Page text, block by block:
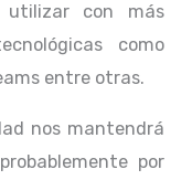
utilizar con más
como
entre otras.
nos mantendrá
por